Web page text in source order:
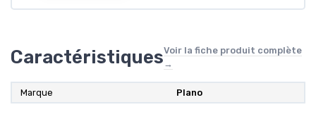
CaractéristiquesVoir la fiche produit complète
→
Marque Plano